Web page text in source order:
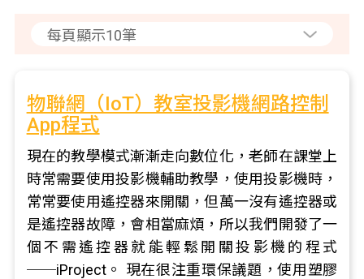
物聯網（IoT）教室投影機網路控制
App程式
現在的教學模式漸漸走向數位化，老師在課堂上
時常需要使用投影機輔助教學，使用投影機時，
常常要使用遙控器來開關，但萬一沒有遙控器或
是遙控器故障，會相當麻煩，所以我們開發了一
個不需遙控器就能輕鬆開關投影機的程式
──iProject。 現在很注重環保議題，使用塑膠